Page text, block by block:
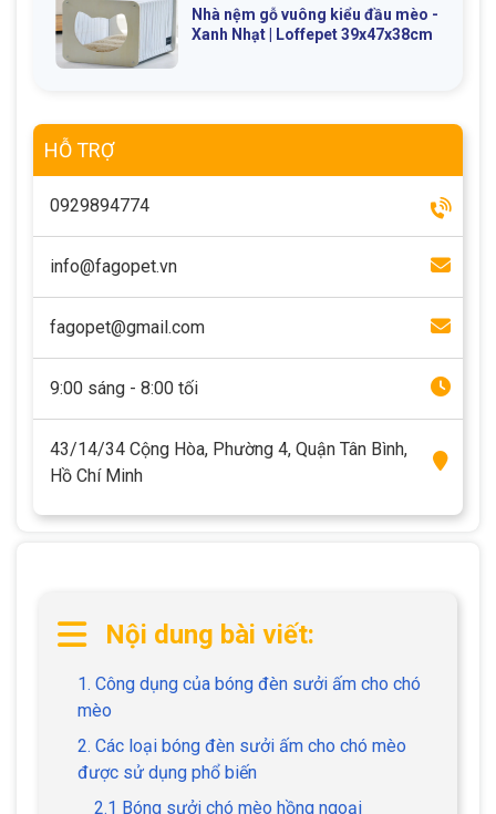
Dịch vụ mua bán chó
mèo
Dịch vụ phối giống chó
mèo
Thông tin về khách sạn,
spa cho thú cưng
CHÍNH SÁCH
Chính sách mua hàng
Chính sách bảo hành Chính sách bảo mật
Chính sách đổi trả
Nội dung bài viết:
1. Công dụng của bóng đèn sưởi ấm cho chó
mèo
2. Các loại bóng đèn sưởi ấm cho chó mèo
được sử dụng phổ biến
2.1 Bóng sưởi chó mèo hồng ngoại
Nhà nệm gỗ vuông kiểu đầu mèo -
Xanh Nhạt | Loffepet 39x47x38cm
HỖ TRỢ
0929894774
info@fagopet.vn
fagopet@gmail.com
9:00 sáng - 8:00 tối
43/14/34 Cộng Hòa, Phường 4, Quận Tân Bình,
Hồ Chí Minh